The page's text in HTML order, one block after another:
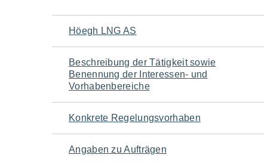
Navigation
für
den
Seiteninhalt
Höegh LNG AS
Beschreibung der Tätigkeit sowie
Benennung der Interessen- und
Vorhabenbereiche
Konkrete Regelungsvorhaben
Angaben zu Aufträgen